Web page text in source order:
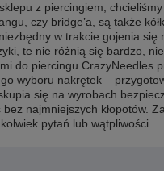
z piercingiem,
czy bridge’a, są także
w trakcie gojenia
te nie różnią się bardzo,
do piercingu CrazyNeedles
wyboru nakrętek –
się na wyrobach
bez najmniejszych kłopotów.
pytań lub wątpliwości.